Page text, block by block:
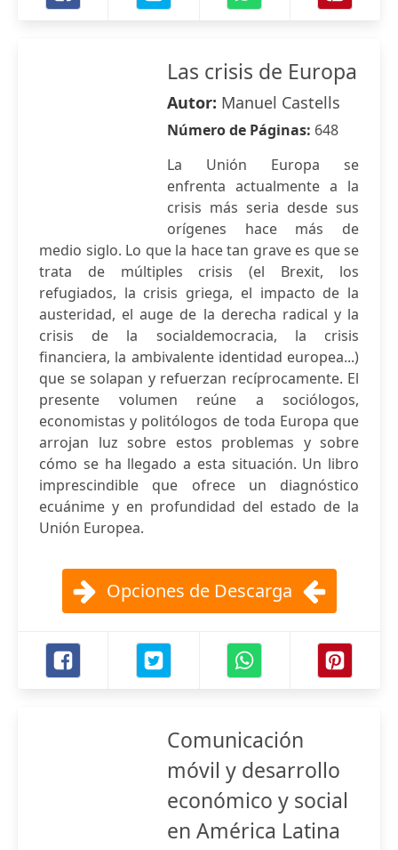
Las crisis de Europa
Autor: Manuel Castells
Número de Páginas: 648
La Unión Europa se
enfrenta actualmente a la
crisis más seria desde sus
orígenes hace más de
medio siglo. Lo que la hace tan grave es que se
trata de múltiples crisis (el Brexit, los
refugiados, la crisis griega, el impacto de la
austeridad, el auge de la derecha radical y la
crisis de la socialdemocracia, la crisis
financiera, la ambivalente identidad europea...)
que se solapan y refuerzan recíprocamente. El
presente volumen reúne a sociólogos,
economistas y politólogos de toda Europa que
arrojan luz sobre estos problemas y sobre
cómo se ha llegado a esta situación. Un libro
imprescindible que ofrece un diagnóstico
ecuánime y en profundidad del estado de la
Unión Europea.
Opciones de Descarga
Comunicación
móvil y desarrollo
económico y social
en América Latina